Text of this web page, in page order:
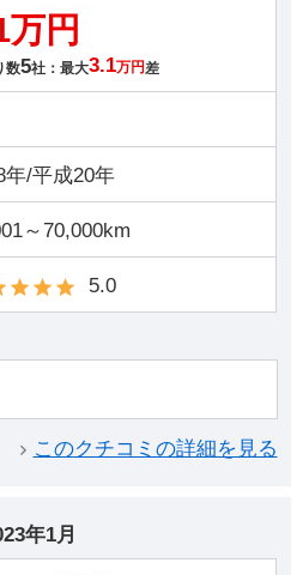
万円
数5社：最大3.1万円差
年/平成20年
～70,000km
5.0
このクチコミの詳細を見る
年1月